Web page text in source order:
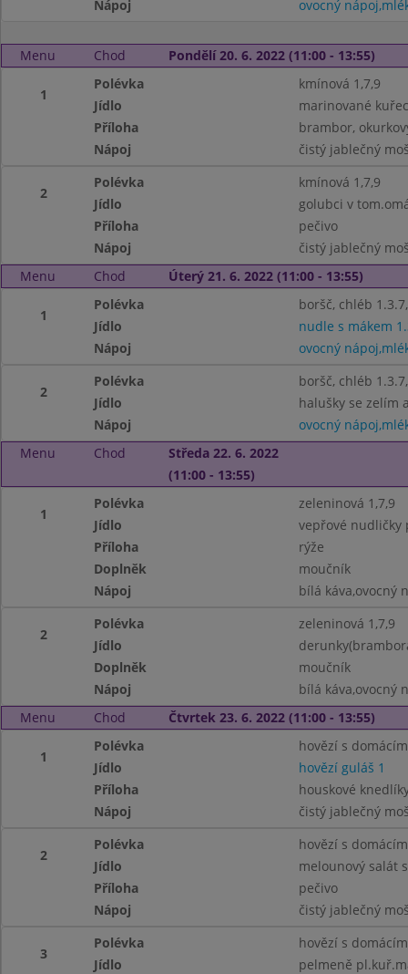
Nápoj ovocný
Menu Chod Pondělí 20. 6. 2022 (11:00 - 13:55)
1
Polévka
kmínová 1,7,9
Jídlo
marinované
Příloha
brambor,
Nápoj
čistý jablečný
2
Polévka
kmínová 1,7,9
Jídlo
golubci v
Příloha
pečivo
Nápoj
čistý jablečný
Menu
Chod Úterý 21. 6. 2022 (11:00 - 13:55)
1
Polévka
boršč, chléb
Jídlo
nudle s mákem
Nápoj
ovocný
2
Polévka
boršč, chléb
Jídlo
halušky se zelím
Nápoj
ovocný
Menu
Chod
Středa 22. 6. 2022
(11:00 - 13:55)
1
Polévka
zeleninová 1,7,9
Jídlo
vepřové nudličky
Příloha
rýže
Doplněk
moučník
Nápoj
bílá káva,ovocný
2
Polévka
zeleninová 1,7,9
Jídlo
Doplněk
moučník
Nápoj
bílá káva,ovocný
Menu
Chod Čtvrtek 23. 6. 2022 (11:00 - 13:55)
1
Polévka
hovězí s
Jídlo
hovězí guláš 1
Příloha
houskové
Nápoj
čistý jablečný
2
Polévka
hovězí s
Jídlo
melounový salát
Příloha
pečivo
Nápoj
čistý jablečný
3
Polévka
hovězí s
Jídlo
pelmeně